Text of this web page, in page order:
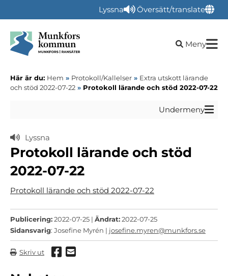
Lyssna Översätt/translate
Öppna
Meny
Här är du: Hem » Protokoll/Kallelser » Extra utskott lärande
och stöd 2022-07-22 » Protokoll lärande och stöd 2022-07-22
Undermeny
Lyssna
Protokoll lärande och stöd
2022-07-22
Protokoll lärande och stöd 2022-07-22
Publicering:2022-07-25 | Ändrat:2022-07-25
Sidansvarig: Josefine Myrén | josefine.myren@munkfors.se
Skriv ut Dela via Facebook
Dela via mail